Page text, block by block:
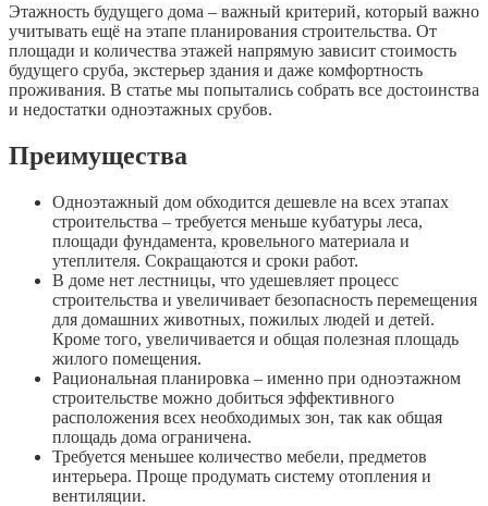
Этажность будущего дома – важный критерий, который важно
учитывать ещё на этапе планирования строительства. От
площади и количества этажей напрямую зависит стоимость
будущего сруба, экстерьер здания и даже комфортность
проживания. В статье мы попытались собрать все достоинства
и недостатки одноэтажных срубов.
Преимущества
Одноэтажный дом обходится дешевле на всех этапах
строительства – требуется меньше кубатуры леса,
площади фундамента, кровельного материала и
утеплителя. Сокращаются и сроки работ.
В доме нет лестницы, что удешевляет процесс
строительства и увеличивает безопасность перемещения
для домашних животных, пожилых людей и детей.
Кроме того, увеличивается и общая полезная площадь
жилого помещения.
Рациональная планировка – именно при одноэтажном
строительстве можно добиться эффективного
расположения всех необходимых зон, так как общая
площадь дома ограничена.
Требуется меньшее количество мебели, предметов
интерьера. Проще продумать систему отопления и
вентиляции.